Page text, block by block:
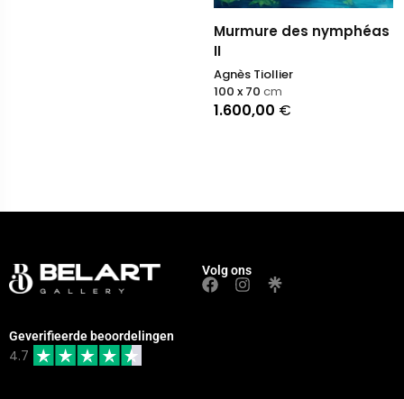
Murmure des nymphéas
II
Agnès Tiollier
1.600,00 €
100 x 70 cm
Volg ons
Geverifieerde beoordelingen
4.7